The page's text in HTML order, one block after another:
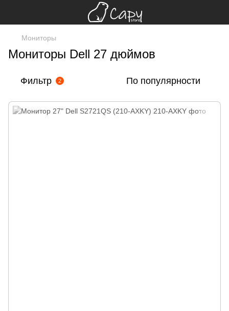
Мониторы
Мониторы Dell 27 дюймов
Фильтр 2 По популярности